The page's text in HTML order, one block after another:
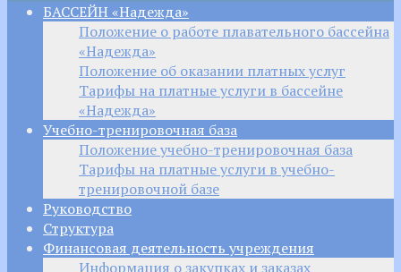
БАССЕЙН «Надежда»
Положение о работе плавательного бассейна
«Надежда»
Положение об оказании платных услуг
Тарифы на платные услуги в бассейне
«Надежда»
Учебно-тренировочная база
Положение учебно-тренировочная база
Тарифы на платные услуги в учебно-
тренировочной базе
Руководство
Структура
Финансовая деятельность учреждения
Информация о закупках и заказах